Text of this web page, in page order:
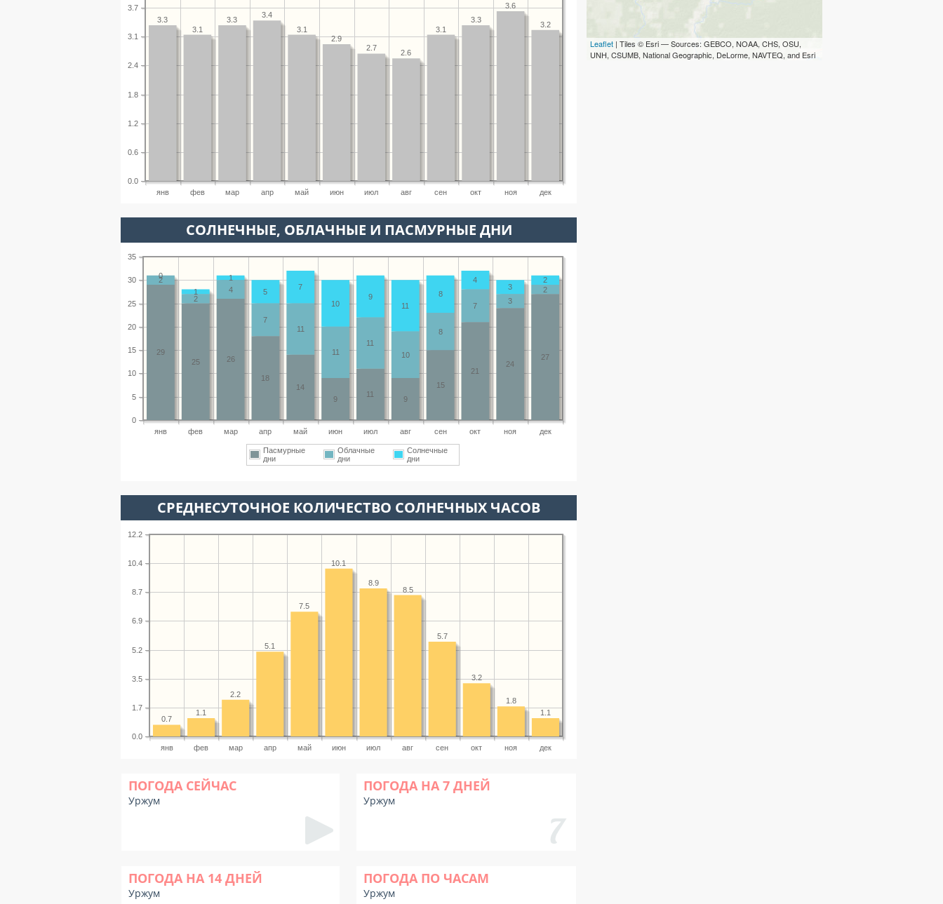
янв фев мар апр май июн июл авг сен окт ноя дек
0.0
0.6
1.2
1.8
2.4
3.1
3.7
3.2
3.6
3.3
3.1
2.6
2.7
2.9
3.1
3.4
3.3
3.1
3.3
CОЛНЕЧНЫЕ, ОБЛАЧНЫЕ И ПАСМУРНЫЕ ДНИ
янв фев мар апр май июн июл авг сен окт ноя дек
0
5
10
15
20
25
30
35
27
24
21
15
9
11
9
14
18
26
25
29
2
3
7
8
10
11
11
11
7
4
2
2
2
3
4
8
11
9
10
7
5
1
1
0
Пасмурные
дни
Облачные
дни
Солнечные
дни
СРЕДНЕСУТОЧНОЕ КОЛИЧЕСТВО СОЛНЕЧНЫХ ЧАСОВ
янв фев мар апр май июн июл авг сен окт ноя дек
0.0
1.7
3.5
5.2
6.9
8.7
10.4
12.2
1.1
1.8
3.2
5.7
8.5
8.9
10.1
7.5
5.1
2.2
1.1
0.7
ПОГОДА СЕЙЧАС
Уржум
ПОГОДА НА 7 ДНЕЙ
Уржум
ПОГОДА НА 14 ДНЕЙ
Уржум
ПОГОДА ПО ЧАСАМ
Уржум
Leaflet | Tiles © Esri — Sources: GEBCO, NOAA, CHS, OSU,
UNH, CSUMB, National Geographic, DeLorme, NAVTEQ, and Esri